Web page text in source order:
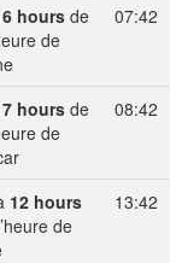
6 hours de
de
07:42
7 hours de
de
08:42
12 hours
de
13:42